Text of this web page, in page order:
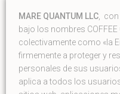
MARE QUANTUM LLC ,
bajo los nombres
colectivamente como «la
firmemente a proteger y
personales de sus
aplica a todos los